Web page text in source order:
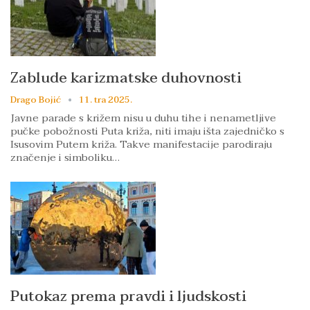
Zablude karizmatske duhovnosti
Drago Bojić 11. tra 2025.
Javne parade s križem nisu u duhu tihe i nenametljive
pučke pobožnosti Puta križa, niti imaju išta zajedničko s
Isusovim Putem križa. Takve manifestacije parodiraju
značenje i simboliku…
Putokaz prema pravdi i ljudskosti